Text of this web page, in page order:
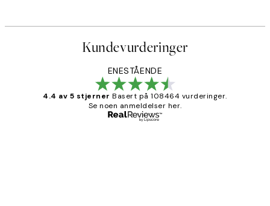
Kundevurderinger
ENESTÅENDE
4.4 av 5 stjerner Basert på 108464 vurderinger.
Se noen anmeldelser her.